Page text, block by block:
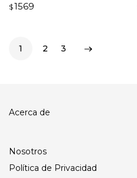
$1569
1 2 3
Acerca de
Nosotros
Política de Privacidad